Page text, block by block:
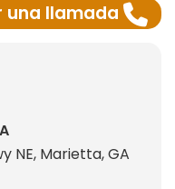
una llamada
NE, Marietta, GA